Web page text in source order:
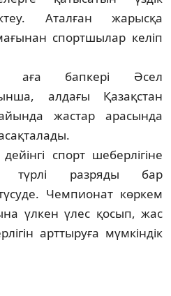
Аталған жа­рысқа
спортшылар келіп
аға бапкері Әсел
алдағы Қазақстан
жастар ара­сын­да
спорт шеберлігіне
түрлі разряды бар
Чем­пионат көркем
үлкен үлес қосып, жас
арттыруға мүмкіндік